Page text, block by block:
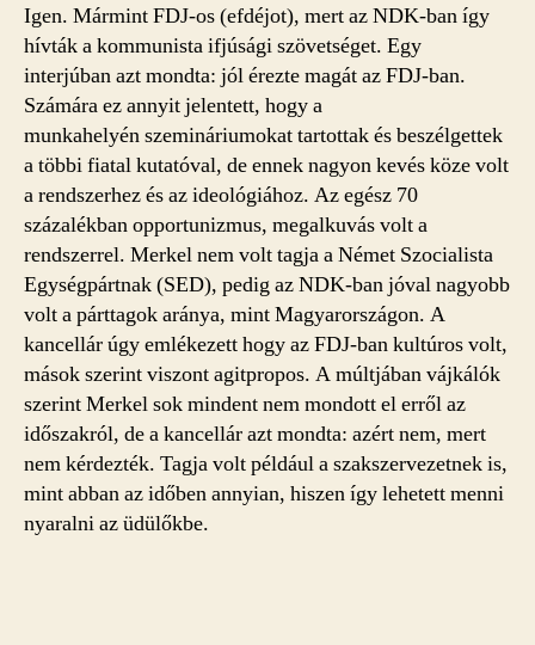
Igen. Mármint FDJ-os (efdéjot), mert az NDK-ban így
hívták a kommunista ifjúsági szövetséget. Egy
interjúban azt mondta: jól érezte magát az FDJ-ban.
Számára ez annyit jelentett, hogy a
munkahelyén szemináriumokat tartottak és beszélgettek
a többi fiatal kutatóval, de ennek nagyon kevés köze volt
a rendszerhez és az ideológiához. Az egész 70
százalékban opportunizmus, megalkuvás volt a
rendszerrel. Merkel nem volt tagja a Német Szocialista
Egységpártnak (SED), pedig az NDK-ban jóval nagyobb
volt a párttagok aránya, mint Magyarországon. A
kancellár úgy emlékezett hogy az FDJ-ban kultúros volt,
mások szerint viszont agitpropos. A múltjában vájkálók
szerint Merkel sok mindent nem mondott el erről az
időszakról, de a kancellár azt mondta: azért nem, mert
nem kérdezték. Tagja volt például a szakszervezetnek is,
mint abban az időben annyian, hiszen így lehetett menni
nyaralni az üdülőkbe.